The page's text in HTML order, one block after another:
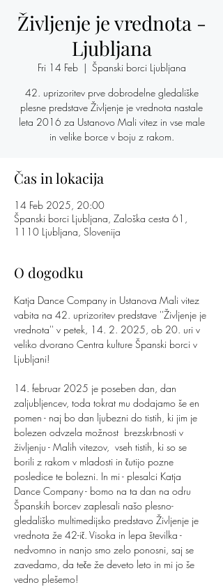
Življenje je vrednota -
Ljubljana
Fri 14 Feb
  |
Španski borci Ljubljana
42. uprizoritev prve dobrodelne gledališke
plesne predstave Življenje je vrednota nastale
leta 2016 za Ustanovo Mali vitez in vse male
in velike borce v boju z rakom.
Čas in lokacija
14 Feb 2025, 20:00
Španski borci Ljubljana, Zaloška cesta 61,
1110 Ljubljana, Slovenija
O dogodku
Katja Dance Company in Ustanova Mali vitez
vabita na 42. uprizoritev predstave ''Življenje je
vrednota'' v petek, 14. 2. 2025, ob 20. uri v
veliko dvorano Centra kulture Španski borci v
Ljubljani!
14. februar 2025 je poseben dan, dan
zaljubljencev, toda tokrat mu dodajamo še en
pomen - naj bo dan ljubezni do tistih, ki jim je
bolezen odvzela možnost  brezskrbnosti v
življenju - Malih vitezov,  vseh tistih, ki so se
borili z rakom v mladosti in čutijo pozne
posledice te bolezni. In mi - plesalci Katja
Dance Company - bomo na ta dan na odru
Španskih borcev zaplesali našo plesno-
gledališko multimedijsko predstavo Življenje je
vrednota že 42-ič. Visoka in lepa številka -
nedvomno in nanjo smo zelo ponosni, saj se
zavedamo, da teče že deveto leto in mi jo še
vedno plešemo!